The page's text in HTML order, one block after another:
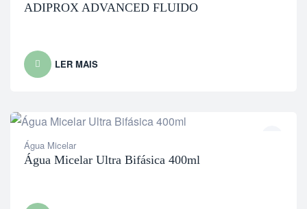
ADIPROX ADVANCED FLUIDO
LER MAIS
Água Micelar
Água Micelar Ultra Bifásica 400ml